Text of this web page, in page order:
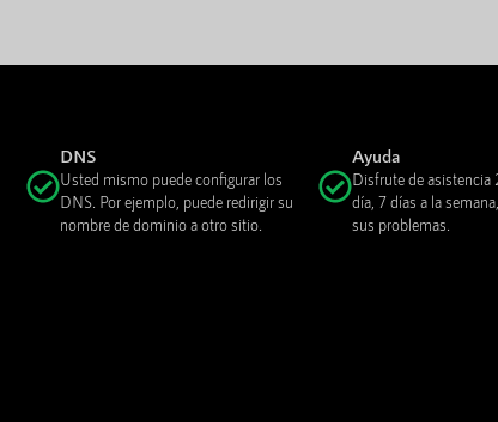
DNS
Usted mismo puede configurar los
DNS. Por ejemplo, puede redirigir su
nombre de dominio a otro sitio.
Ayuda
Disfrute de asistencia
día, 7 días a la
sus problemas.